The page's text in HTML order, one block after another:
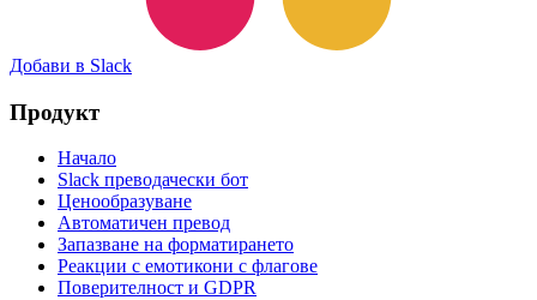
Добави в Slack
Продукт
Начало
Slack преводачески бот
Ценообразуване
Автоматичен превод
Запазване на форматирането
Реакции с емотикони с флагове
Поверителност и GDPR